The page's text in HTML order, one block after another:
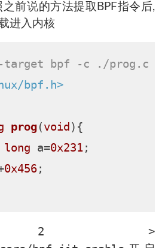
之前说的方法提取BPF指令后,
进入内核
target bpf -c ./prog.c -
bpf.h>
prog(void) {
long a=0x231;
0x456;
2 >